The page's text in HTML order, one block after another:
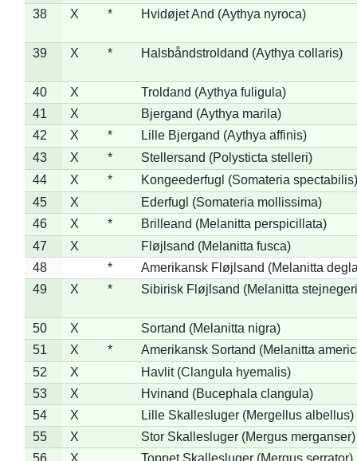
38
X * Hvidøjet And (Aythya nyroca)
39 X * Halsbåndstroldand (Aythya collaris)
40 X
Troldand (Aythya fuligula)
41
X
Bjergand (Aythya marila)
42
X *
Lille Bjergand (Aythya affinis)
43
X *
Stellersand (Polysticta stelleri)
44
X *
Kongeederfugl (Somateria spectabilis)
45
X
Ederfugl (Somateria mollissima)
46
X *
Brilleand (Melanitta perspicillata)
47
X
Fløjlsand (Melanitta fusca)
48
*
Amerikansk Fløjlsand (Melanitta
49
X * Sibirisk Fløjlsand (Melanitta
50 X
Sortand (Melanitta nigra)
51
X *
Amerikansk Sortand (Melanitta
52
X
Havlit (Clangula hyemalis)
53
X
Hvinand (Bucephala clangula)
54
X
Lille Skallesluger (Mergellus albellus)
55
X
Stor Skallesluger (Mergus merganser)
56
X
Toppet Skallesluger (Mergus serrator)